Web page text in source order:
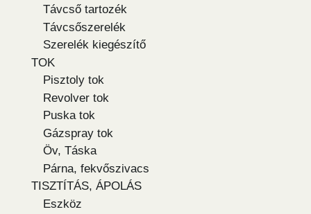
Távcső tartozék
Távcsőszerelék
Szerelék kiegészítő
TOK
Pisztoly tok
Revolver tok
Puska tok
Gázspray tok
Öv, Táska
Párna, fekvőszivacs
TISZTÍTÁS, ÁPOLÁS
Eszköz